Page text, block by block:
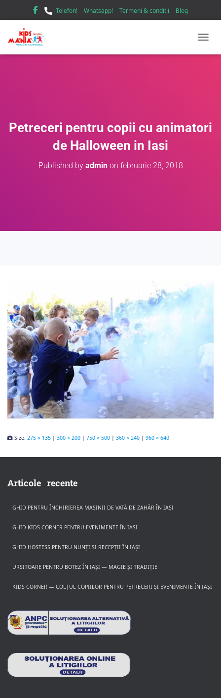
Telefon! Whatsapp! Termeni & conditii Blog
Petreceri pentru copii cu animatori
de Halloween in Iasi
Published by adminon februarie 28, 2018
Size: 275 × 135 | 300 × 200 | 750 × 500 | 360 × 240 | 960 × 640
Articole recente
GHID PENTRU ÎNCHIRIEREA MAȘINII DE VATĂ DE ZAHĂR ÎN IAȘI
GHID KIDS CORNER PENTRU EVENIMENTE ÎN IAȘI
GHID HOSTESS PENTRU NUNȚI ȘI RECEPȚII ÎN IAȘI
URSITOARE PENTRU BOTEZ ÎN IAȘI — MAGIE ȘI TRADIȚIE
KIDS CORNER — COLȚUL COPIILOR PENTRU PETRECERI ȘI EVENIMENTE ÎN IAȘI